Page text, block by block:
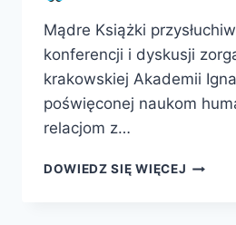
Mądre Książki
konferencji i dyskusji
krakowskiej Akademii
poświęconej naukom
relacjom z…
DOWIEDZ SIĘ WIĘCEJ NAUKI